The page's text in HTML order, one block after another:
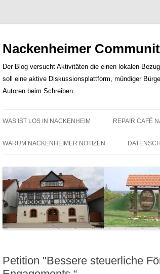
Nackenheimer
Der Blog versucht Aktivitäten die einen lokalen
soll eine aktive Diskussionsplattform, mündiger
Autoren beim Schreiben.
WAS IST LOS IN NACKENHEIM REPAIR CAFÉ
WARUM NACKENHEIMER NOTIZEN
Petition "Bessere steuerliche